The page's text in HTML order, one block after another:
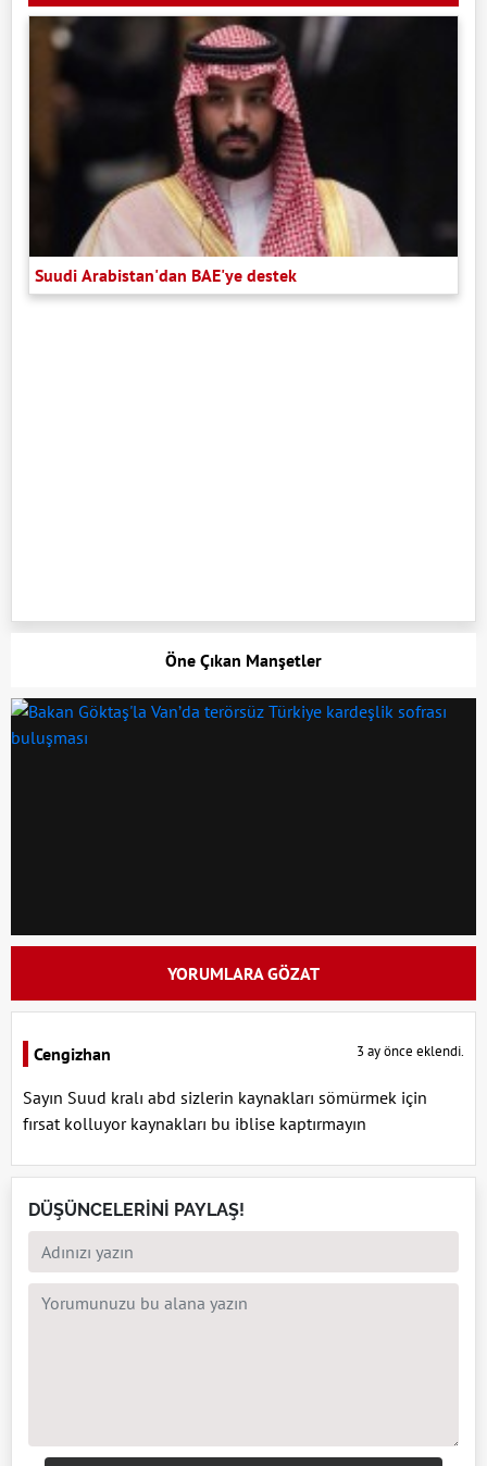
Suudi Arabistan'dan BAE'ye destek
Öne Çıkan Manşetler
YORUMLARA GÖZAT
Cengizhan 3 ay önce eklendi.
Sayın Suud kralı abd sizlerin kaynakları sömürmek için
fırsat kolluyor kaynakları bu iblise kaptırmayın
DÜŞÜNCELERİNİ PAYLAŞ!